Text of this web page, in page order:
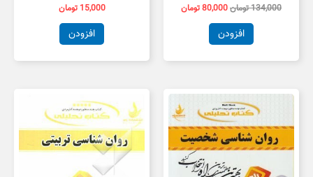
134,000تومان80,000تومان
افزودن
15,000 تومان
افزودن